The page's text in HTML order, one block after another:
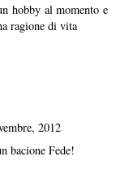
hobby al momento e
ragione di vita
2012
bacione Fede!